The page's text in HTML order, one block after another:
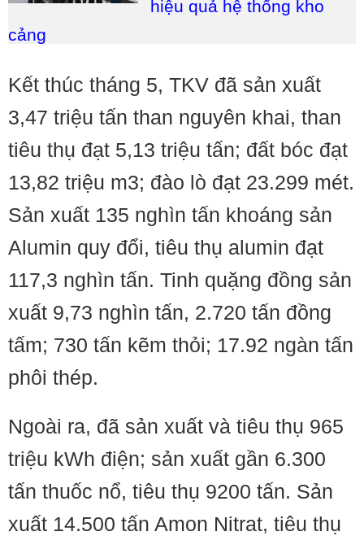
hiệu quả hệ thống kho
cảng
Kết thúc tháng 5, TKV đã sản xuất
3,47 triệu tấn than nguyên khai, than
tiêu thụ đạt 5,13 triệu tấn; đất bóc đạt
13,82 triệu m3; đào lò đạt 23.299 mét.
Sản xuất 135 nghìn tấn khoáng sản
Alumin quy đổi, tiêu thụ alumin đạt
117,3 nghìn tấn. Tinh quặng đồng sản
xuất 9,73 nghìn tấn, 2.720 tấn đồng
tấm; 730 tấn kẽm thỏi; 17.92 ngàn tấn
phôi thép.
Ngoài ra, đã sản xuất và tiêu thụ 965
triệu kWh điện; sản xuất gần 6.300
tấn thuốc nổ, tiêu thụ 9200 tấn. Sản
xuất 14.500 tấn Amon Nitrat, tiêu thụ